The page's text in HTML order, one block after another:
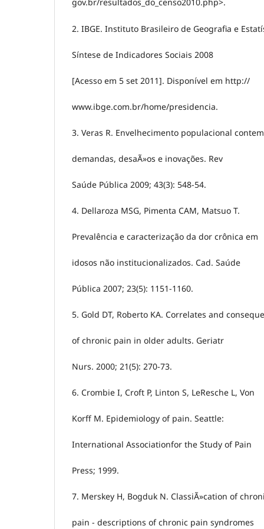
gov.br/resultados_do_censo2010.php>.
2. IBGE. Instituto Brasileiro de Geografia e
Síntese de Indicadores Sociais 2008
[Acesso em 5 set 2011]. Disponível em http://
www.ibge.com.br/home/presidencia.
3. Veras R. Envelhecimento populacional
demandas, desaÃ»os e inovações. Rev
Saúde Pública 2009; 43(3): 548-54.
4. Dellaroza MSG, Pimenta CAM, Matsuo T.
Prevalência e caracterização da dor crônica em
idosos não institucionalizados. Cad. Saúde
Pública 2007; 23(5): 1151-1160.
5. Gold DT, Roberto KA. Correlates and
of chronic pain in older adults. Geriatr
Nurs. 2000; 21(5): 270-73.
6. Crombie I, Croft P, Linton S, LeResche L, Von
Korff M. Epidemiology of pain. Seattle:
International Associationfor the Study of Pain
Press; 1999.
7. Merskey H, Bogduk N. ClassiÃ»cation of
pain - descriptions of chronic pain syndromes